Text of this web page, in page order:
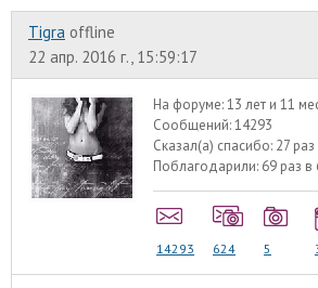
Tigra offline
22 апр. 2016 г., 15:59:17
На форуме:13 лет и 11
Сообщений:14293
Сказал(а) спасибо: 27 раз
Поблагодарили: 69 раз
14293 624 5